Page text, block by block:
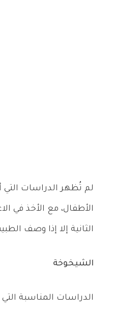
لم تُظهر الدراسات التي
الأطفال، مع الأخذ في
الثانية إلا إذا وصف
الشيخوخة
الدراسات المناسبة